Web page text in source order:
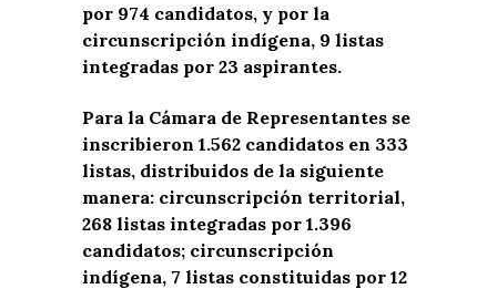
por 974 candidatos, y por la
circunscripción indígena, 9 listas
integradas por 23 aspirantes.
Para la Cámara de Representantes se
inscribieron 1.562 candidatos en 333
listas, distribuidos de la siguiente
manera: circunscripción territorial,
268 listas integradas por 1.396
candidatos; circunscripción
indígena, 7 listas constituidas por 12